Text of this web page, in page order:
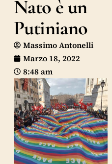
Nato è un
Putiniano
Massimo Antonelli
Marzo 18, 2022
8:48 am